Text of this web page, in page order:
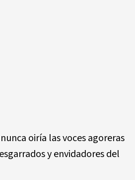
oiría las voces agoreras
y envidadores del